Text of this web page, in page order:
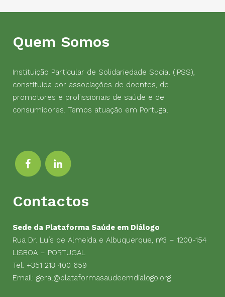
Quem Somos
Instituição Particular de Solidariedade Social (IPSS),
constituída por associações de doentes, de
promotores e profissionais de saúde e de
consumidores. Temos atuação em Portugal.
Contactos
Sede da Plataforma Saúde em Diálogo
Rua Dr. Luís de Almeida e Albuquerque, nº3 – 1200-154
LISBOA – PORTUGAL
Tel: +351 213 400 659
Email: geral@plataformasaudeemdialogo.org